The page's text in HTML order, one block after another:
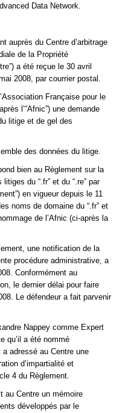
Data Network.
auprès du Centre d’arbitrage
de la Propriété
a été reçue le 30 avril
2008, par courrier postal.
Française pour le
l’“Afnic”) une demande
litige et de gel des
des données du litige.
bien au Règlement sur la
du “.fr” et du “.re” par
en vigueur depuis le 11
noms de domaine du “.fr” et
de l’Afnic (ci-après la
une notification de la
procédure administrative, a
Conformément au
le dernier délai pour faire
Le défendeur a fait parvenir
Nappey comme Expert
qu’il a été nommé
a adressé au Centre une
d’impartialité et
4 du Règlement.
au Centre un mémoire
développés par le